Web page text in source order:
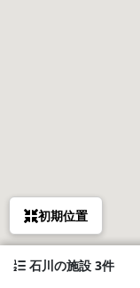
初期位置
石川の施設 3件
1.